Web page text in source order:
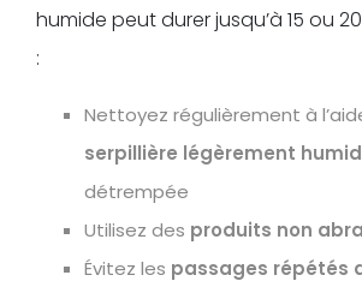
humide peut durer jusqu’à 15 ou
:
Nettoyez régulièrement à
serpillière légèrement
détrempée
Utilisez des produits non
Évitez les passages répétés